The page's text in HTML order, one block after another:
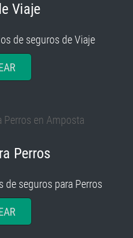
Viaje
de seguros de Viaje
Perros
de seguros para Perros